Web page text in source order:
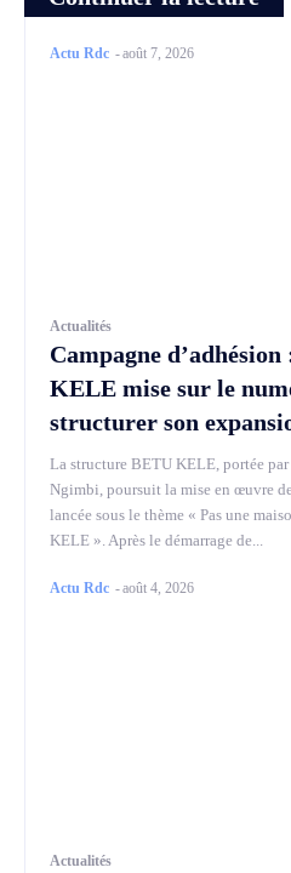
Actu Rdc -août 7, 2026
Actualités
Campagne
KELE mise sur le
structurer son
La structure BETU KELE, portée
Ngimbi, poursuit la mise en œuvre
lancée sous le thème « Pas une
KELE ». Après le démarrage de...
Actu Rdc -août 4, 2026
Actualités